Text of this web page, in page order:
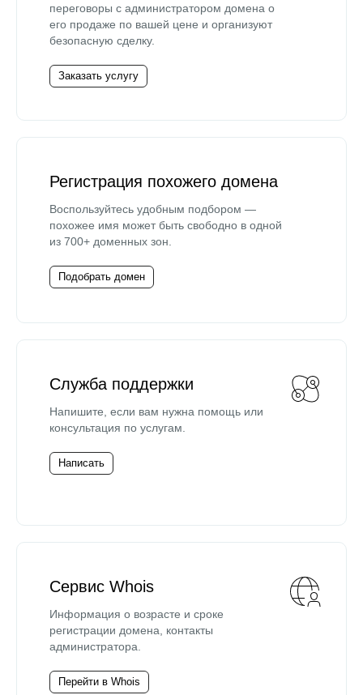
переговоры с администратором домена о
его продаже по вашей цене и организуют
безопасную сделку.
Заказать услугу
Регистрация похожего домена
Воспользуйтесь удобным подбором —
похожее имя может быть свободно в одной
из 700+ доменных зон.
Подобрать домен
Служба поддержки
Напишите, если вам нужна помощь или
консультация по услугам.
Написать
Сервис Whois
Информация о возрасте и сроке
регистрации домена, контакты
администратора.
Перейти в Whois